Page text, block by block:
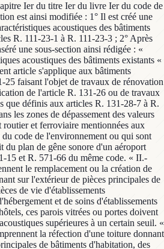
Ier du titre Ier du livre Ier du code de
est ainsi modifiée : 1° Il est créé une
acoustiques des bâtiments
R. 111-23-1 à R. 111-23-3 ; 2° Après
une sous-section ainsi rédigée : «
acoustiques des bâtiments existants «
article s'applique aux bâtiments
25 faisant l'objet de travaux de rénovation
de l'article R. 131-26 ou de travaux
que définis aux articles R. 131-28-7 à R.
les zones de dépassement des valeurs
routier et ferroviaire mentionnées aux
code de l'environnement ou qui sont
du plan de gêne sonore d'un aéroport
15 et R. 571-66 du même code. « II.-
le remplacement ou la création de
sur l'extérieur de pièces principales de
de vie d'établissements
et de soins d'établissements
ces parois vitrées ou portes doivent
supérieures à un certain seuil. «
la réfection d'une toiture donnant
de bâtiments d'habitation, des